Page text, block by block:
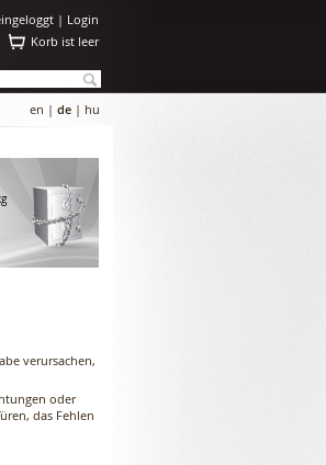
| Login
Korb ist leer
en | de | hu
verursachen,
oder
das Fehlen